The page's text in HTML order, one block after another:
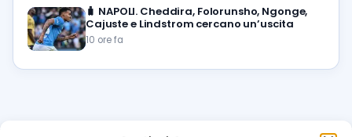
🧳 NAPOLI. Cheddira, Folorunsho, Ngonge,
Cajuste e Lindstrom cercano un’uscita
10 ore fa